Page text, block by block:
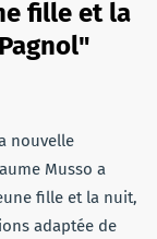
fille et la
nouvelle
Musso a
fille et la nuit,
adaptée de